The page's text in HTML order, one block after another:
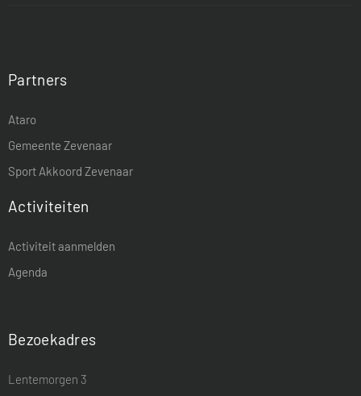
Partners
Ataro
Gemeente Zevenaar
Sport Akkoord Zevenaar
Activiteiten
Activiteit aanmelden
Agenda
Bezoekadres
Lentemorgen 3